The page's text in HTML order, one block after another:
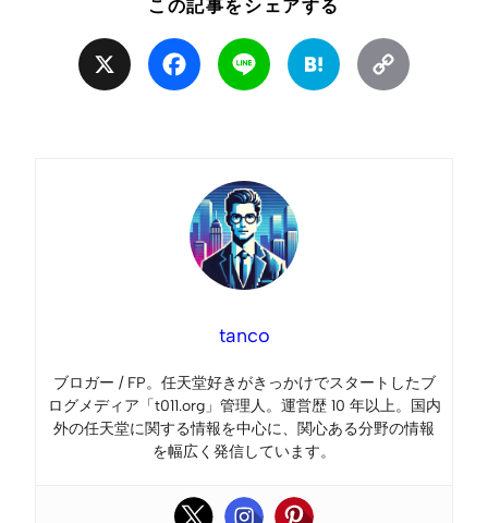
この記事をシェアする
Facebook Line Hatena
tanco
ブロガー / FP。任天堂好きがきっかけでスタートしたブ
ログメディア「t011.org」管理人。運営歴 10 年以上。国内
外の任天堂に関する情報を中心に、関心ある分野の情報
を幅広く発信しています。